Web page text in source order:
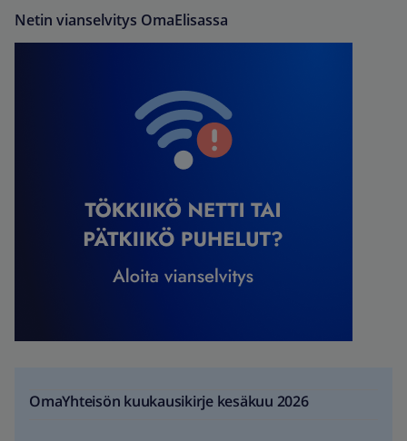
Netin vianselvitys OmaElisassa
OmaYhteisön kuukausikirje kesäkuu 2026